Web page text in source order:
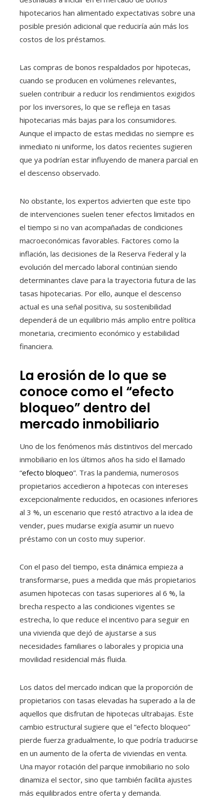
hipotecarios han alimentado expectativas sobre una
posible presión adicional que reduciría aún más los
costos de los préstamos.
Las compras de bonos respaldados por hipotecas,
cuando se producen en volúmenes relevantes,
suelen contribuir a reducir los rendimientos exigidos
por los inversores, lo que se refleja en tasas
hipotecarias más bajas para los consumidores.
Aunque el impacto de estas medidas no siempre es
inmediato ni uniforme, los datos recientes sugieren
que ya podrían estar influyendo de manera parcial en
el descenso observado.
No obstante, los expertos advierten que este tipo
de intervenciones suelen tener efectos limitados en
el tiempo si no van acompañadas de condiciones
macroeconómicas favorables. Factores como la
inflación, las decisiones de la Reserva Federal y la
evolución del mercado laboral continúan siendo
determinantes clave para la trayectoria futura de las
tasas hipotecarias. Por ello, aunque el descenso
actual es una señal positiva, su sostenibilidad
dependerá de un equilibrio más amplio entre política
monetaria, crecimiento económico y estabilidad
financiera.
La erosión de lo que se
conoce como el “efecto
bloqueo” dentro del
mercado inmobiliario
Uno de los fenómenos más distintivos del mercado
inmobiliario en los últimos años ha sido el llamado
“efecto bloqueo”. Tras la pandemia, numerosos
propietarios accedieron a hipotecas con intereses
excepcionalmente reducidos, en ocasiones inferiores
al 3 %, un escenario que restó atractivo a la idea de
vender, pues mudarse exigía asumir un nuevo
préstamo con un costo muy superior.
Con el paso del tiempo, esta dinámica empieza a
transformarse, pues a medida que más propietarios
asumen hipotecas con tasas superiores al 6 %, la
brecha respecto a las condiciones vigentes se
estrecha, lo que reduce el incentivo para seguir en
una vivienda que dejó de ajustarse a sus
necesidades familiares o laborales y propicia una
movilidad residencial más fluida.
Los datos del mercado indican que la proporción de
propietarios con tasas elevadas ha superado a la de
aquellos que disfrutan de hipotecas ultrabajas. Este
cambio estructural sugiere que el “efecto bloqueo”
pierde fuerza gradualmente, lo que podría traducirse
en un aumento de la oferta de viviendas en venta.
Una mayor rotación del parque inmobiliario no solo
dinamiza el sector, sino que también facilita ajustes
más equilibrados entre oferta y demanda.